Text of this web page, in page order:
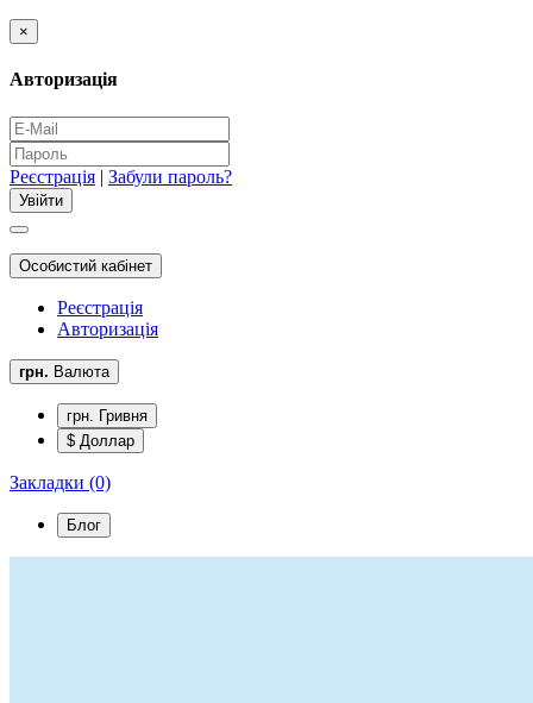
×
Авторизація
Реєстрація | Забули пароль?
Особистий кабінет
Реєстрація
Авторизація
грн. Валюта
грн. Гривня
$ Доллар
Закладки (0)
Блог